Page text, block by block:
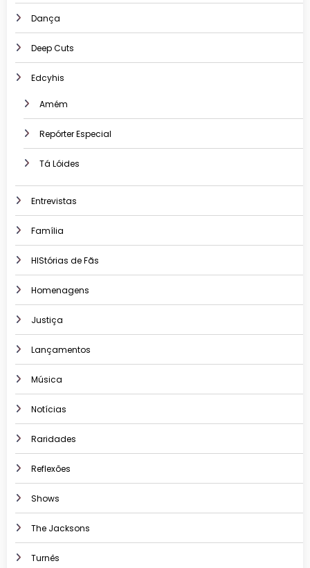
Dança
Deep Cuts
Edcyhis
Amém
Repórter Especial
Tá Lóides
Entrevistas
Família
HIStórias de Fãs
Homenagens
Justiça
Lançamentos
Música
Notícias
Raridades
Reflexões
Shows
The Jacksons
Turnês